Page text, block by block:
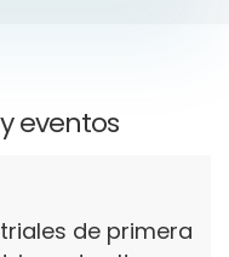
eventos
de primera